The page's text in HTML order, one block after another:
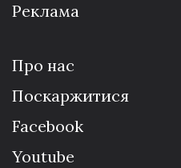
Реклама
Про нас
Поскаржитися
Facebook
Youtube